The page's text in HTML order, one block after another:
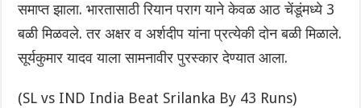
समाप्त झाला. भारतासाठी रियान पराग याने केवळ आठ चेंडूंमध्ये 3
बळी मिळवले. तर अक्षर व अर्शदीप यांना प्रत्येकी दोन बळी मिळाले.
सूर्यकुमार यादव याला सामनावीर पुरस्कार देण्यात आला.
(SL vs IND India Beat Srilanka By 43 Runs)